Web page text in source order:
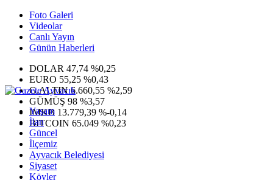
Foto Galeri
Videolar
Canlı Yayın
Günün Haberleri
DOLAR 47,74 %0,25
EURO 55,25 %0,43
G.ALTIN6.660,55 %2,59
GÜMÜŞ 98 %3,57
IMKB 13.779,39 %-0,14
BITCOIN 65.049 %0,23
Yaşam
İlan
Güncel
İlçemiz
Ayvacık Belediyesi
Siyaset
Köyler